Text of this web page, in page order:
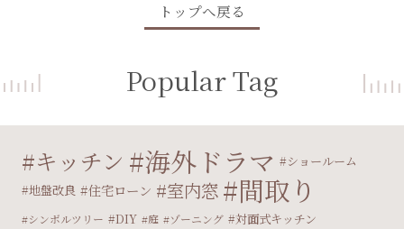
トップへ戻る
Popular Tag
キッチン 海外ドラマ
ショールーム
地盤改良
住宅ローン 室内窓 間取り
シンボルツリー DIY 庭 ゾーニング 対面式キッチン